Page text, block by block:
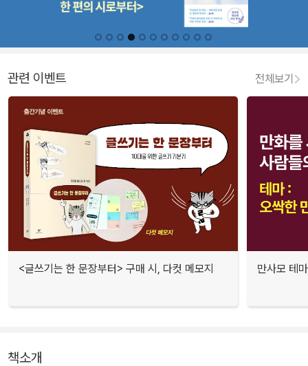
관련 이벤트 전체보기
<글쓰기는 한 문장부터> 구매 시, 다컷 메모지 만사모 테
책소개